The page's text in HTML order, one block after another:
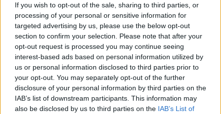
If you wish to opt-out of the sale, sharing to third parties, or
processing of your personal or sensitive information for
targeted advertising by us, please use the below opt-out
section to confirm your selection. Please note that after your
opt-out request is processed you may continue seeing
interest-based ads based on personal information utilized by
us or personal information disclosed to third parties prior to
your opt-out. You may separately opt-out of the further
disclosure of your personal information by third parties on the
IAB’s list of downstream participants. This information may
also be disclosed by us to third parties on the IAB’s List of